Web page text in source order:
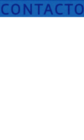
CONTACTO